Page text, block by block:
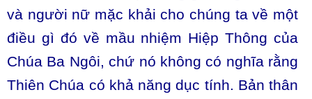
và người nữ mặc khải cho chúng ta về một
điều gì đó về mầu nhiệm Hiệp Thông của
Chúa Ba Ngôi, chứ nó không có nghĩa rằng
Thiên Chúa có khả năng dục tính. Bản thân